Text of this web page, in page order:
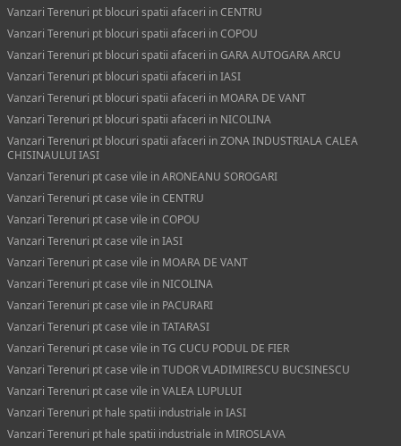
Vanzari Terenuri pt blocuri spatii afaceri in CENTRU
Vanzari Terenuri pt blocuri spatii afaceri in COPOU
Vanzari Terenuri pt blocuri spatii afaceri in GARA AUTOGARA ARCU
Vanzari Terenuri pt blocuri spatii afaceri in IASI
Vanzari Terenuri pt blocuri spatii afaceri in MOARA DE VANT
Vanzari Terenuri pt blocuri spatii afaceri in NICOLINA
Vanzari Terenuri pt blocuri spatii afaceri in ZONA INDUSTRIALA CALEA
CHISINAULUI IASI
Vanzari Terenuri pt case vile in ARONEANU SOROGARI
Vanzari Terenuri pt case vile in CENTRU
Vanzari Terenuri pt case vile in COPOU
Vanzari Terenuri pt case vile in IASI
Vanzari Terenuri pt case vile in MOARA DE VANT
Vanzari Terenuri pt case vile in NICOLINA
Vanzari Terenuri pt case vile in PACURARI
Vanzari Terenuri pt case vile in TATARASI
Vanzari Terenuri pt case vile in TG CUCU PODUL DE FIER
Vanzari Terenuri pt case vile in TUDOR VLADIMIRESCU BUCSINESCU
Vanzari Terenuri pt case vile in VALEA LUPULUI
Vanzari Terenuri pt hale spatii industriale in IASI
Vanzari Terenuri pt hale spatii industriale in MIROSLAVA